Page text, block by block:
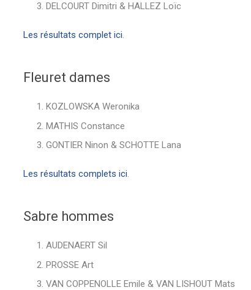
DELCOURT Dimitri & HALLEZ Loïc
Les résultats complet ici
Fleuret dames
KOZLOWSKA Weronika
MATHIS Constance
GONTIER Ninon & SCHOTTE Lana
Les résultats complets ici
Sabre hommes
AUDENAERT Sil
PROSSE Art
VAN COPPENOLLE Emile & VAN LISHOUT Mats